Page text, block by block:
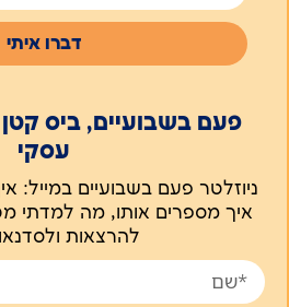
דברו איתי
פעם בשבועיים, ביס
עסקי
ניוזלטר פעם בשבועיים במייל:
איך מספרים אותו, מה למדתי
להרצאות